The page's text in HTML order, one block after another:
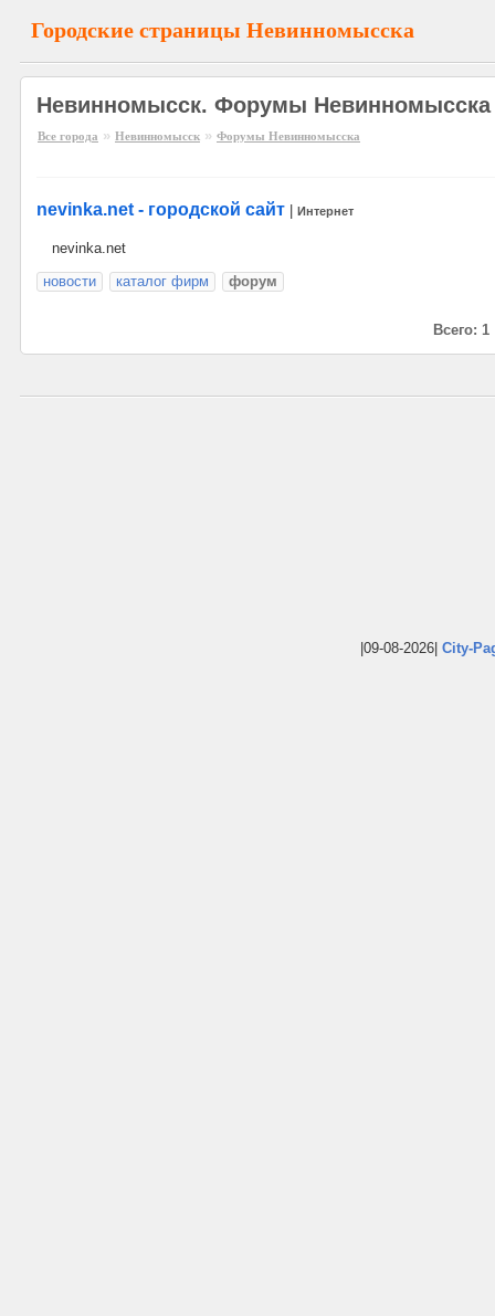
Городские страницы Невинномысска
Невинномысск. Форумы Невинномысска
Все города » Невинномысск » Форумы Невинномысска
nevinka.net - городской сайт Интернет
nevinka.net
новости
каталог фирм форум
Всего: 1
|09-08-2026| City-